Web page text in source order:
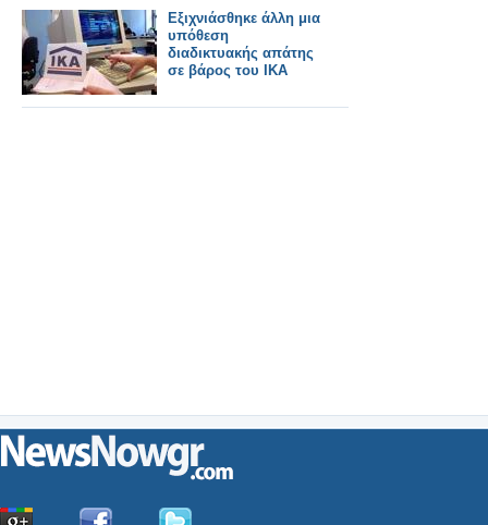
φιλόζωους!!!
Εξιχνιάσθηκε άλλη μια
υπόθεση
διαδικτυακής απάτης
σε βάρος του ΙΚΑ